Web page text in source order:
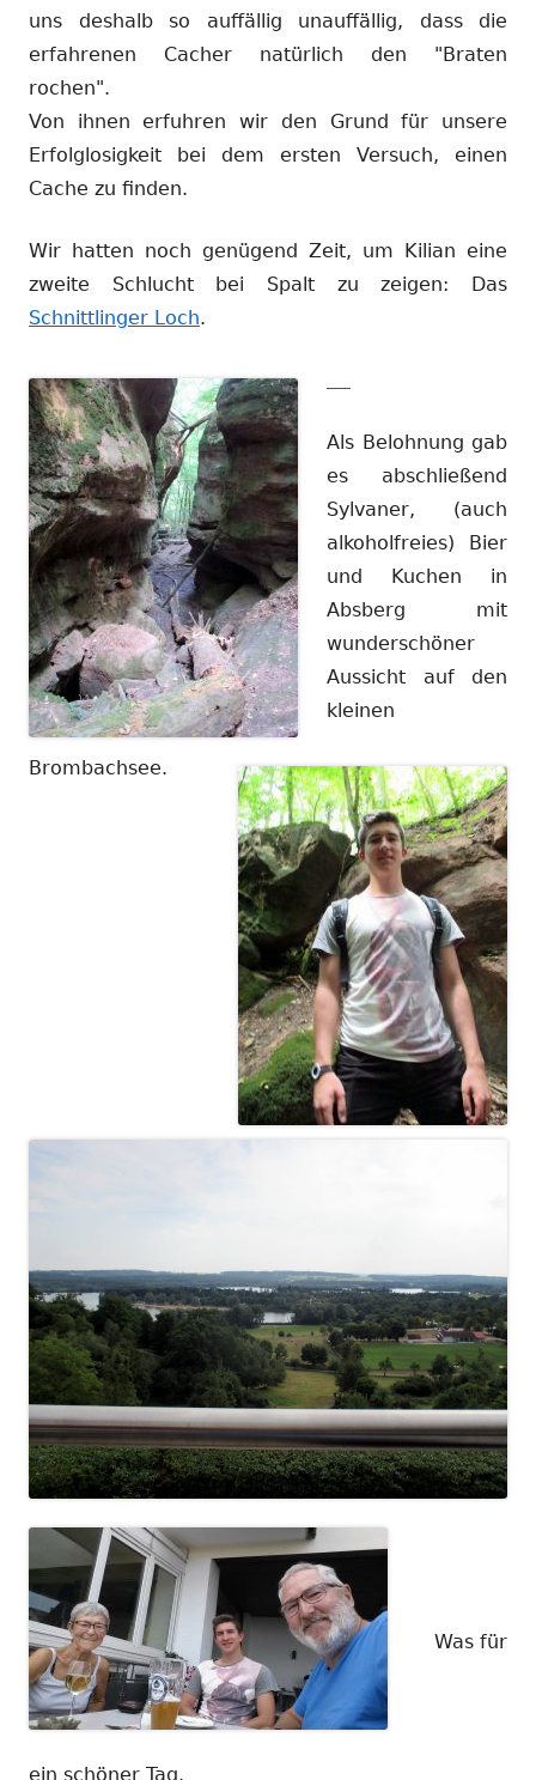
uns deshalb so auffällig unauffällig, dass die
erfahrenen Cacher natürlich den "Braten
rochen".
Von ihnen erfuhren wir den Grund für unsere
Erfolglosigkeit bei dem ersten Versuch, einen
Cache zu finden.
Wir hatten noch genügend Zeit, um Kilian eine
zweite Schlucht bei Spalt zu zeigen: Das
Schnittlinger Loch.
Als Belohnung gab
es abschließend
Sylvaner, (auch
alkoholfreies) Bier
und Kuchen in
Absberg mit
wunderschöner
Aussicht auf den
kleinen
Brombachsee.
Was für
ein schöner Tag.